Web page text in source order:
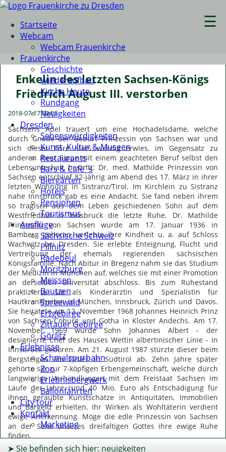
☰
Startseite
Webcam
Webcam Frauenkirche
Frauenkirche
Geschichte
Wiederaufbau
Kirche Heute
Rundgang
Neuigkeiten
Dresden
Sehenswürdigkeiten
Kunst, Kultur & Museen
Restaurants
Bars & Cafe´s
Biergärten
Hotels
Pensionen
Tourismus
Ausflüge
Sächsische Schweiz
Pillnitz
Radebeul
Moritzburg
Meissen
Bautzen
Spreewald
Erzgebirge
Zittauer Gebirge
Görlitz
Erlebnisse
Schmalspurbahn
Zoo
Erlebnisbergwerk
Ballonfahrten
City tour
Kontakt
Marketing
➤ Sie befinden sich hier: neuigkeiten
Enkelin des letzten Sachsen-Königs
Friedrich August III. verstorben
2018-07-17 00:01
Sachsens Adel trauert um eine Hochadelsdame, welche
durch Gnade der Geburt Prinzessin von Sachsen war und
sich dieser Ehre stets würdig erwies, im Gegensatz zu
anderen ihrer Sippe mit einem geachteten Beruf selbst den
Lebensunterhalt bestritt: Dr. med. Mathilde Prinzessin von
Sachsen entschlief 82-jährig am Abend des 17. März in ihrer
letzten Wohnung in Sistranz/Tirol. Im Kirchlein zu Sistranz
nahe Innsbruck gab es eine Andacht. Sie fand neben ihrem
so tragisch aus dem Leben geschiedenen Sohn auf dem
Westfriedhof in Innsbruck die letzte Ruhe. Dr. Mathilde
Prinzessin von Sachsen wurde am 17. Januar 1936 in
Bamberg geboren, verlebte ihre Kindheit u. a. auf Schloss
Wachwitz bei Dresden. Sie erlebte Enteignung, Flucht und
Vertreibung der ehemals regierenden sächsischen
Königsfamilie. Nach Abitur in Bregenz nahm sie das Studium
der Medizin in München auf, welches sie mit einer Promotion
an derselben Universität abschloss. Bis zum Ruhestand
praktizierte sie als Kinderärztin und Spezialistin für
Hautkrankheiten in München, Innsbruck, Zürich und Davos.
Sie heiratete am 12. November 1968 Johannes Heinrich Prinz
von Sachsen-Coburg und Gotha in Kloster Andechs. Am 17.
November 1969 wurde Sohn Johannes Albert - der
designierte Chef des Hauses Wettin albertinischer Linie - in
Innsbruck geboren. Am 21. August 1987 stürzte dieser beim
Bergsteigen am Ortler in Südtirol ab. Zehn Jahre später
gehörte sie zur 7-köpfigen Erbengemeinschaft, welche durch
langwierige Verhandlungen mit dem Freistaat Sachsen im
Laufe der Jahre rund 40 Mio. Euro als Entschädigung für
ihnen geraubte Kunstschätze in Antiquitäten, Immobilien
und Bargeld erhielten. Ihr Wirken als Wohltäterin verdient
ewige Anerkennung. Möge die edle Prinzessin von Sachsen
an der Seite unseres dreifaltigen Gottes ihre ewige Ruhe
finden.